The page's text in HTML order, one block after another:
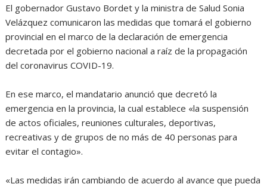
El gobernador Gustavo Bordet y la ministra de Salud Sonia
Velázquez comunicaron las medidas que tomará el gobierno
provincial en el marco de la declaración de emergencia
decretada por el gobierno nacional a raíz de la propagación
del coronavirus COVID-19.
En ese marco, el mandatario anunció que decretó la
emergencia en la provincia, la cual establece «la suspensión
de actos oficiales, reuniones culturales, deportivas,
recreativas y de grupos de no más de 40 personas para
evitar el contagio».
«Las medidas irán cambiando de acuerdo al avance que pueda